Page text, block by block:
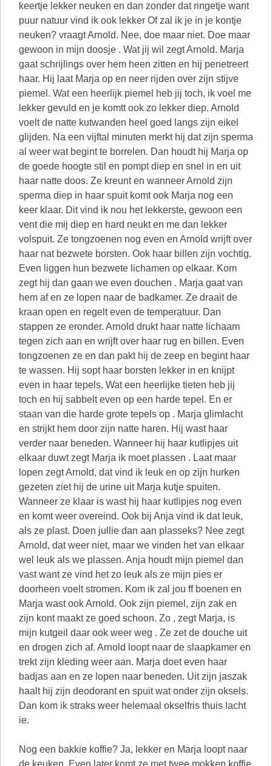
keertje lekker neuken en dan zonder dat ringetje want
puur natuur vind ik ook lekker Of zal ik je in je kontje
neuken? vraagt Arnold. Nee, doe maar niet. Doe maar
gewoon in mijn doosje . Wat jij wil zegt Arnold. Marja
gaat schrijlings over hem heen zitten en hij penetreert
haar. Hij laat Marja op en neer rijden over zijn stijve
piemel. Wat een heerlijk piemel heb jij toch, ik voel me
lekker gevuld en je komtt ook zo lekker diep. Arnold
voelt de natte kutwanden heel goed langs zijn eikel
glijden. Na een vijftal minuten merkt hij dat zijn sperma
al weer wat begint te borrelen. Dan houdt hij Marja op
de goede hoogte stil en pompt diep en snel in en uit
haar natte doos. Ze kreunt en wanneer Arnold zijn
sperma diep in haar spuit komt ook Marja nog een
keer klaar. Dit vind ik nou het lekkerste, gewoon een
vent die mij diep en hard neukt en me dan lekker
volspuit. Ze tongzoenen nog even en Arnold wrijft over
haar nat bezwete borsten. Ook haar billen zijn vochtig.
Even liggen hun bezwete lichamen op elkaar. Kom
zegt hij dan gaan we even douchen . Marja gaat van
hem af en ze lopen naar de badkamer. Ze draait de
kraan open en regelt even de temperatuur. Dan
stappen ze eronder. Arnold drukt haar natte lichaam
tegen zich aan en wrijft over haar rug en billen. Even
tongzoenen ze en dan pakt hij de zeep en begint haar
te wassen. Hij sopt haar borsten lekker in en knijpt
even in haar tepels. Wat een heerlijke tieten heb jij
toch en hij sabbelt even op een harde tepel. En er
staan van die harde grote tepels op . Marja glimlacht
en strijkt hem door zijn natte haren. Hij wast haar
verder naar beneden. Wanneer hij haar kutlipjes uit
elkaar duwt zegt Marja ik moet plassen . Laat maar
lopen zegt Arnold, dat vind ik leuk en op zijn hurken
gezeten ziet hij de urine uit Marja kutje spuiten.
Wanneer ze klaar is wast hij haar kutlipjes nog even
en komt weer overeind. Ook bij Anja vind ik dat leuk,
als ze plast. Doen jullie dan aan plasseks? Nee zegt
Arnold, dat weer niet, maar we vinden het van elkaar
wel leuk als we plassen. Anja houdt mijn piemel dan
vast want ze vind het zo leuk als ze mijn pies er
doorheen voelt stromen. Kom ik zal jou ff boenen en
Marja wast ook Arnold. Ook zijn piemel, zijn zak en
zijn kont maakt ze goed schoon. Zo , zegt Marja, is
mijn kutgeil daar ook weer weg . Ze zet de douche uit
en drogen zich af. Arnold loopt naar de slaapkamer en
trekt zijn kleding weer aan. Marja doet even haar
badjas aan en ze lopen naar beneden. Uit zijn jaszak
haalt hij zijn deodorant en spuit wat onder zijn oksels.
Dan kom ik straks weer helemaal okselfris thuis lacht
ie.
Nog een bakkie koffie? Ja, lekker en Marja loopt naar
de keuken. Even later komt ze met twee mokken koffie